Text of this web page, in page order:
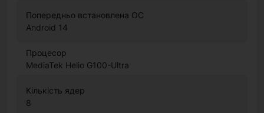
Попередньо встановлена ОС
Android 14
Процесор
MediaTek Helio G100-Ultra
Кількість ядер
8